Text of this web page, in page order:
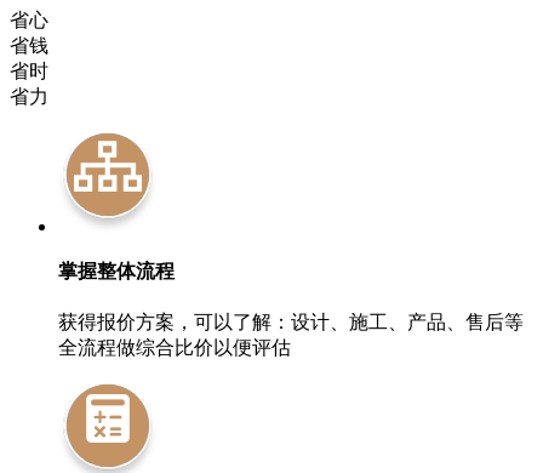
省心
省钱
省时
省力
掌握整体流程
获得报价方案，可以了解：设计、施工、产品、售后等
全流程做综合比价以便评估